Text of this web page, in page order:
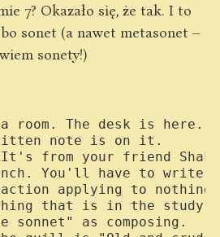
7? Okazało się, że tak. I to
sonet (a nawet metasonet –
sonety!)
The desk is here.
note is on it.
from your friend
You'll have to write
action applying to nothing.
that is in the study.
sonnet" as composing.